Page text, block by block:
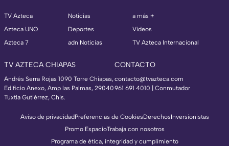
TV Azteca
Azteca UNO
Azteca 7
Noticias
Deportes
adn Noticias
a más +
Videos
TV Azteca Internacional
TV AZTECA CHIAPAS
Andrés Serra Rojas 1090 Torre Chiapas,
Edificio Anexo, Amp las Palmas, 29040
Tuxtla Gutiérrez, Chis.
CONTACTO
contacto@tvazteca.com
961 691 4010 | Conmutador
Aviso de privacidadPreferencias de CookiesDerechosInversionistas
Promo EspacioTrabaja con nosotros
Programa de ética, integridad y cumplimiento